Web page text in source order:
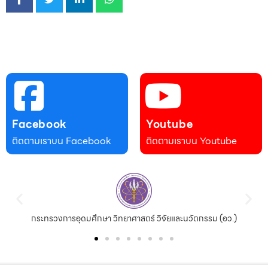
Facebook
ติดตามเราบน Facebook
Youtube
ติดตามเราบน Youtube
กระทรวงการอุดมศึกษา วิทยาศาสตร์ วิจัยและนวัตกรรม (อว.)